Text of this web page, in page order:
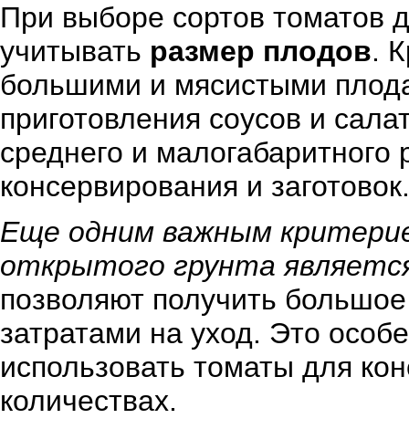
При выборе сортов томатов
учитывать размер плодов.
большими и мясистыми
приготовления соусов и
среднего и
консервирования и заготовок.
Еще одним важным
открытого грунта
позволяют получить
затратами на уход. Это
использовать томаты для
количествах.